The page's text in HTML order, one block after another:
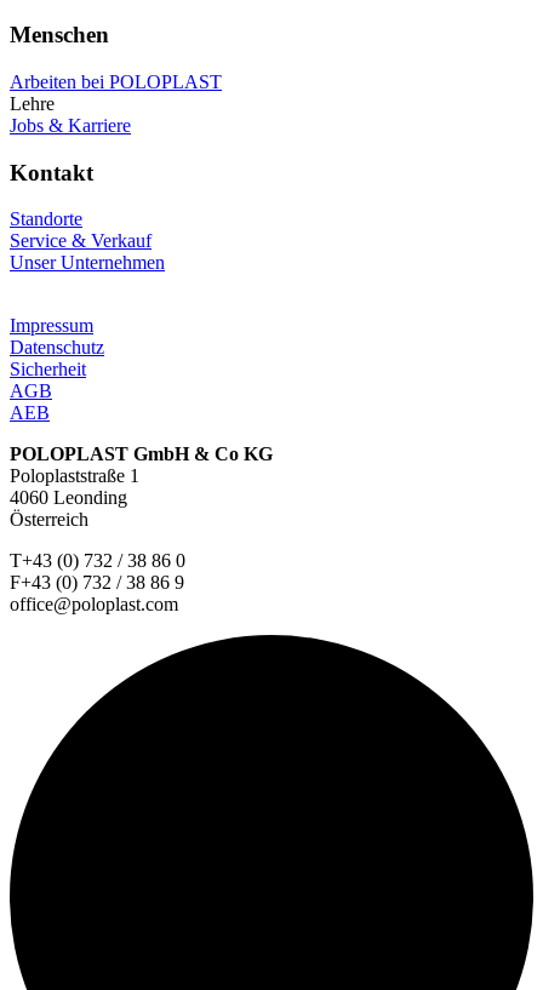
Menschen
Arbeiten bei POLOPLAST
Lehre
Jobs & Karriere
Kontakt
Standorte
Service & Verkauf
Unser Unternehmen
Impressum
Datenschutz
Sicherheit
AGB
AEB
POLOPLAST GmbH & Co KG
Poloplaststraße 1
4060 Leonding
Österreich
T+43 (0) 732 / 38 86 0
F+43 (0) 732 / 38 86 9
office@poloplast.com